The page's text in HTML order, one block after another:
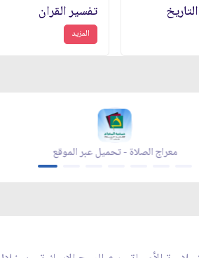
تفسير القران
المزيد
معراج الموقع